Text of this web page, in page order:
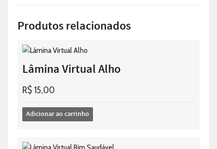
Produtos relacionados
Lâmina Virtual Alho
R$15,00
Adicionar ao carrinho